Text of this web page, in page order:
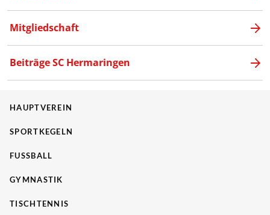
Mitgliedschaft
Beiträge SC Hermaringen
HAUPTVEREIN
SPORTKEGELN
FUSSBALL
GYMNASTIK
TISCHTENNIS